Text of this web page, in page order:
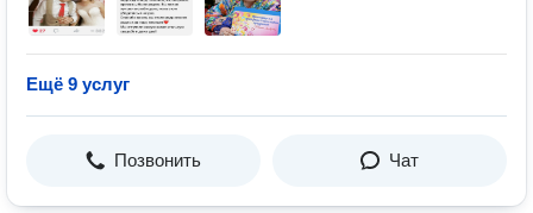
Ещё 9 услуг
Позвонить Чат